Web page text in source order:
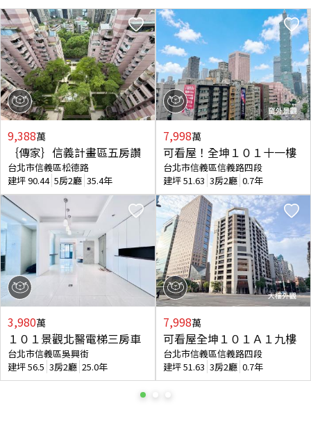
9,388萬
｛傳家｝信義計畫區五房讚
台北市信義區松德路
建坪90.44 5房2廳 35.4年
3,980萬
１０１景觀北醫電梯三房車
台北市信義區吳興街
建坪56.5 3房2廳 25.0年
7,998萬
可看屋！全坤１０１十一樓
台北市信義區信義路四段
建坪51.63 3房2廳 0.7年
7,998萬
可看屋全坤１０１Ａ１九樓
台北市信義區信義路四段
建坪51.63 3房2廳 0.7年